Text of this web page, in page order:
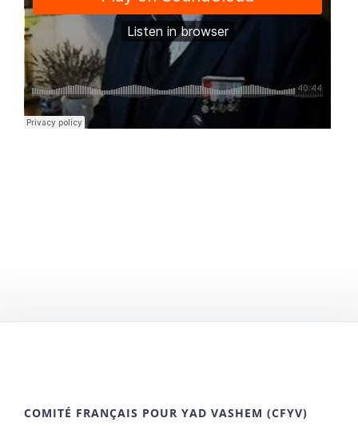
COMITÉ FRANÇAIS POUR YAD VASHEM (CFYV)